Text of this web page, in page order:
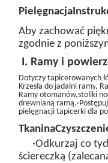
Pielęgnacja
Aby zachować
zgodnie z
I. Ramy i
Dotyczy tapicerowanych
Krzesła do jadalni ramy,
Ramy otomanów,stoliki
drewnianą ramą.
pielęgnacji tapicerki dla
Tkanina
·Odkurzaj co
ściereczką